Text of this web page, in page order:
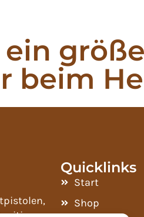
ein
beim
Quicklinks
Start
Shop